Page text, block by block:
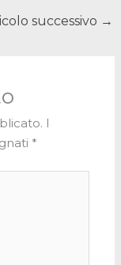
successivo →
I
*